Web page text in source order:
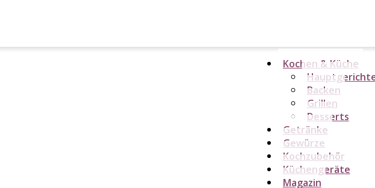
Kochen & Küche
Backen
Grillen
Desserts
Getränke
Gewürze
Kochzubehör
Küchengeräte
Magazin